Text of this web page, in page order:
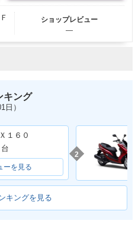
ショップレビュー
―
キング
日）
１６０
台
ーを見る
2
キングを見る